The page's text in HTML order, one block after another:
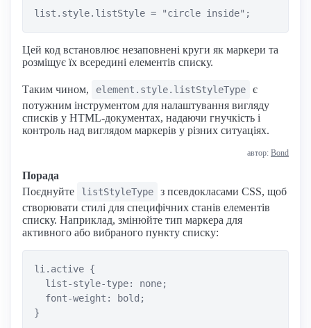
Цей код встановлює незаповнені круги як маркери та
розміщує їх всередині елементів списку.
Таким чином, element.style.listStyleType
є
потужним інструментом для налаштування вигляду
списків у HTML-документах, надаючи гнучкість і
контроль над виглядом маркерів у різних ситуаціях.
автор: Bond
Порада
Поєднуйте
listStyleType
з псевдокласами CSS, щоб
створювати стилі для специфічних станів елементів
списку. Наприклад, змінюйте тип маркера для
активного або вибраного пункту списку:
li.active {
  list-style-type: none;
  font-weight: bold;